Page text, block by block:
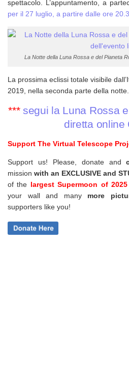
spettacolo. L’appuntamento, a
per il 27 luglio, a partire dalle ore
La Notte della Luna Rossa e del Pianeta
La prossima eclissi totale visibile
2019, nella seconda parte della notte.
***segui la Luna Rossa
diretta online
Support The Virtual Telescope
Support us! Please, donate and
mission with an EXCLUSIVE and
of the largest Supermoon of
your wall and many more
supporters like you!